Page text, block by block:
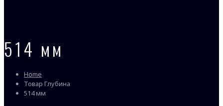
514 мм
Home
Товар Глубина
514 мм